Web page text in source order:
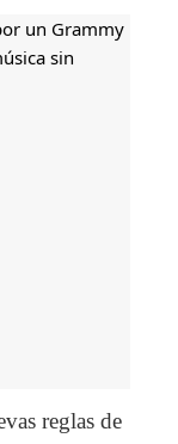
reglas de